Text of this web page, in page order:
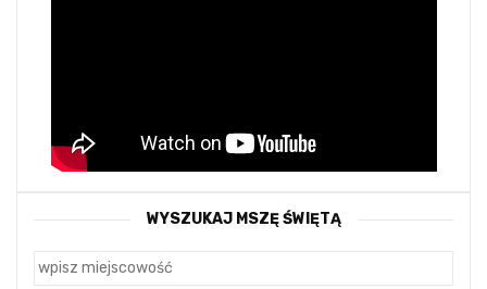
WYSZUKAJ MSZĘ ŚWIĘTĄ